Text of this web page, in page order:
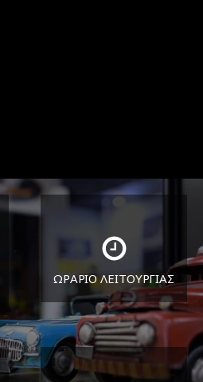
ΩΡΑΡΙΟ ΛΕΙΤΟΥΡΓΙΑΣ
ΔΕΥ-ΠΑΡ 8:30-17:30
ΣΑΒ 8:30-13:30